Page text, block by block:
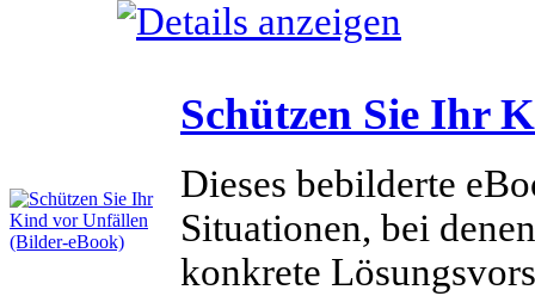
Schützen Sie Ihr
Dieses bebilderte
Situationen, bei
konkrete